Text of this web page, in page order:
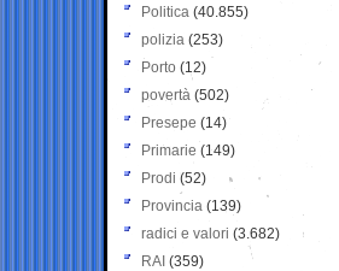
Politica (40.855)
polizia (253)
Porto (12)
povertà (502)
Presepe (14)
Primarie (149)
Prodi (52)
Provincia (139)
radici e valori (3.682)
RAI (359)